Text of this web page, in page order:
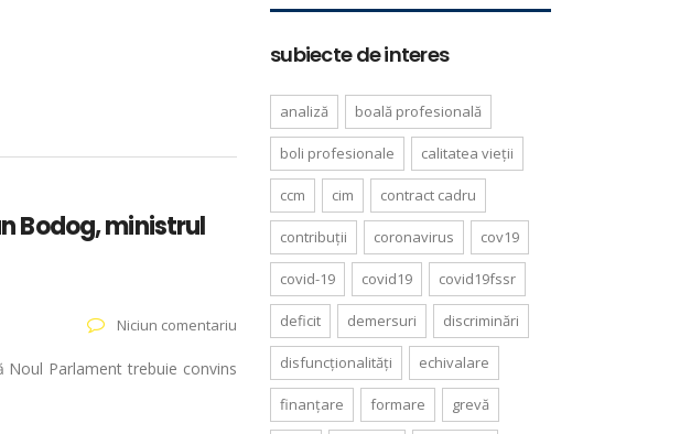
Bodog, ministrul
Niciun comentariu
Noul Parlament trebuie convins
subiecte de interes
analiză boală profesională
boli profesionale calitatea vieții
ccm cim contract cadru
contribuții coronavirus cov19
covid-19 covid19 covid19fssr
deficit demersuri discriminări
disfuncționalități echivalare
finanțare formare grevă